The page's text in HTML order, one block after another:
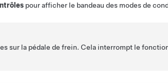
pour afficher le bandeau des modes de
sur la pédale de frein. Cela interrompt le